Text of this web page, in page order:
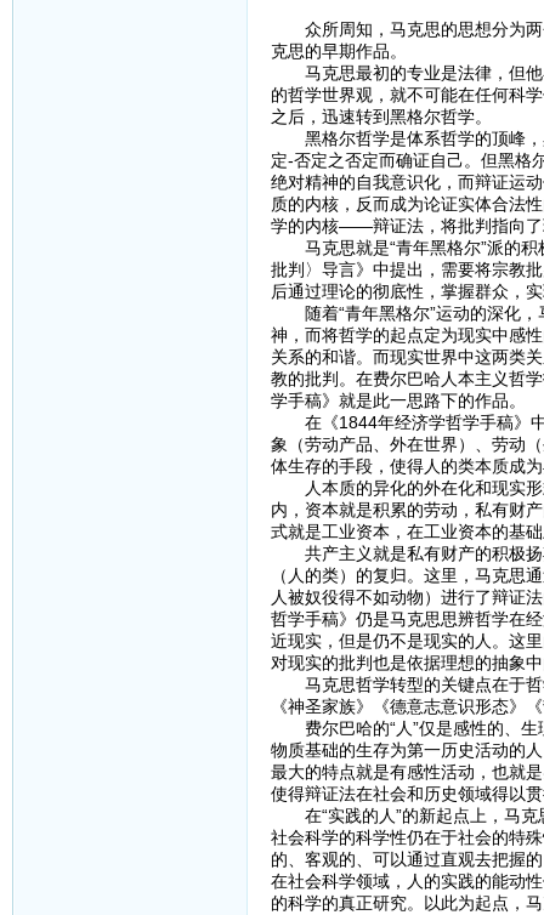
众所周知，马克思的思想分为两
克思的早期作品。
马克思最初的专业是法律，但他
的哲学世界观，就不可能在任何科
之后，迅速转到黑格尔哲学。
黑格尔哲学是体系哲学的顶峰，
定-否定之否定而确证自己。但黑格
绝对精神的自我意识化，而辩证运
质的内核，反而成为论证实体合法
学的内核——辩证法，将批判指向了
马克思就是“青年黑格尔”派的积
批判〉导言》中提出，需要将宗教
后通过理论的彻底性，掌握群众，
随着“青年黑格尔”运动的深化，
神，而将哲学的起点定为现实中感
关系的和谐。而现实世界中这两类
教的批判。在费尔巴哈人本主义哲
学手稿》就是此一思路下的作品。
在《1844年经济学哲学手稿》中
象（劳动产品、外在世界）、劳
体生存的手段，使得人的类本质成
人本质的异化的外在化和现实形
内，资本就是积累的劳动，私有财
式就是工业资本，在工业资本的基
共产主义就是私有财产的积极扬
（人的类）的复归。这里，马克思
人被奴役得不如动物）进行了辩证
哲学手稿》仍是马克思思辨哲学
近现实，但是仍不是现实的人。这
对现实的批判也是依据理想的抽象
马克思哲学转型的关键点在于哲
《神圣家族》《德意志意识形态》
费尔巴哈的“人”仅是感性的、生
物质基础的生存为第一历史活动的
最大的特点就是有感性活动，也就
使得辩证法在社会和历史领域得以
在“实践的人”的新起点上，马克
社会科学的科学性仍在于社会的特
的、客观的、可以通过直观去把握
在社会科学领域，人的实践的能动
的科学的真正研究。以此为起点，